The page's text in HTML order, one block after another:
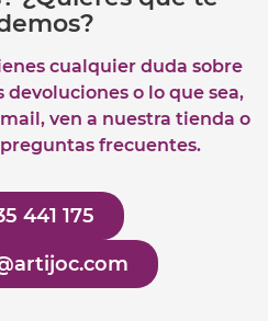
cualquier duda sobre
devoluciones o lo que sea,
ven a nuestra tienda o
frecuentes.
441 175